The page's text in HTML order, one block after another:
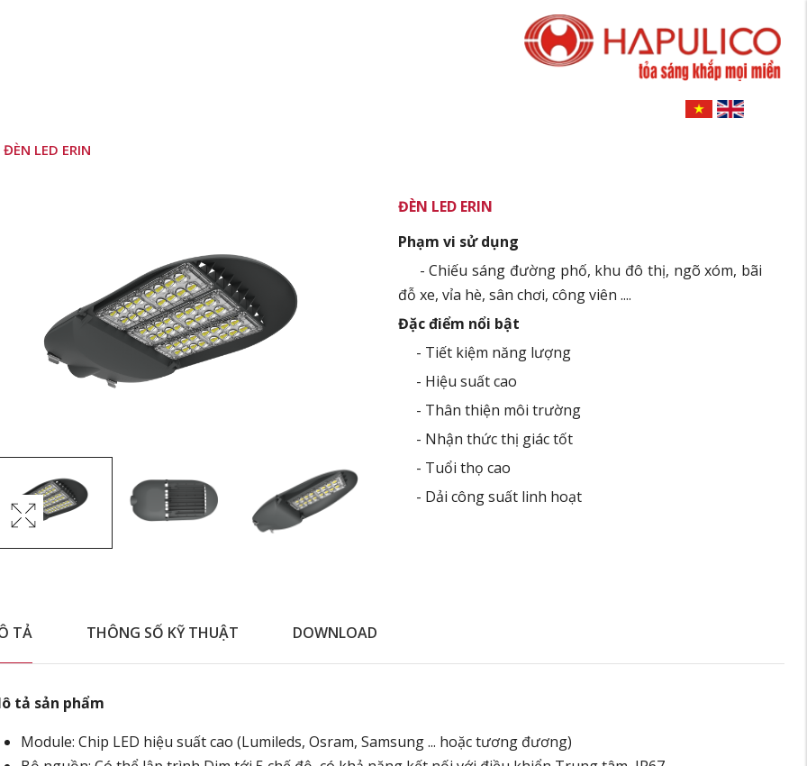
ĐÈN LED ERIN
ĐÈN LED ERIN
Phạm vi sử dụng
- Chiếu sáng đường phố, khu đô thị, ngõ xóm, bãi
đỗ xe, vỉa hè, sân chơi, công viên ....
Đặc điểm nổi bật
- Tiết kiệm năng lượng
- Hiệu suất cao
- Thân thiện môi trường
- Nhận thức thị giác tốt
- Tuổi thọ cao
- Dải công suất linh hoạt
TẢ THÔNG SỐ KỸ THUẬT DOWNLOAD
tả sản phẩm
Module: Chip LED hiệu suất cao (Lumileds, Osram, Samsung ... hoặc tương đương)